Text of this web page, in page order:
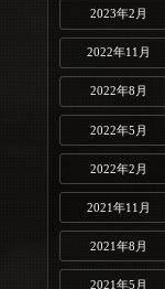
2023年2月
2022年11月
2022年8月
2022年5月
2022年2月
2021年11月
2021年8月
2021年5月